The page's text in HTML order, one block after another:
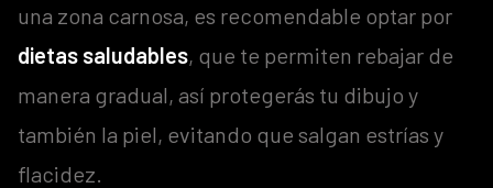
una zona carnosa, es recomendable optar por
dietas saludables, que te permiten rebajar de
manera gradual, así protegerás tu dibujo y
también la piel, evitando que salgan estrías y
flacidez.